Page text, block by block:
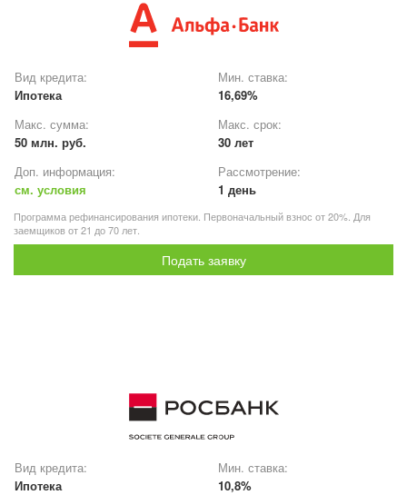
Вид кредита:
Ипотека
Мин. ставка:
16,69%
Макс. сумма:
50 млн. руб.
Макс. срок:
30 лет
Доп. информация:
см. условия
Рассмотрение:
1 день
Программа рефинансирования ипотеки. Первоначальный взнос от 20%. Для
заемщиков от 21 до 70 лет.
Подать заявку
Вид кредита:
Ипотека
Мин. ставка:
10,8%